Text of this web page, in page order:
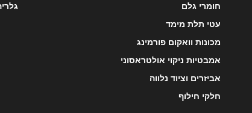
חומרי גלם
עטי תלת מימד
מכונות וואקום פורמינג
אמבטיות ניקוי אולטראסוני
אביזרים וציוד נלווה
חלקי חילוף